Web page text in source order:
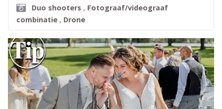
Duo shooters , Fotograaf/videograaf
combinatie , Drone